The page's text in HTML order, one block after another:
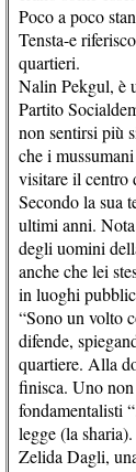
Poco a poco
Tensta-e
quartieri.
Nalin Pekgul, è
Partito
non sentirsi più
che i
visitare il centro
Secondo la sua
ultimi anni.
degli uomini
anche che lei
in luoghi
“Sono un volto
difende,
quartiere. Alla
finisca. Uno non
fondamentalisti
legge (la sharia).
Zelida Dagli,